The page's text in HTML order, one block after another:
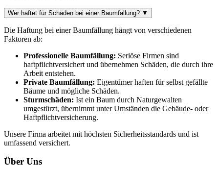
Wer haftet für Schäden bei einer Baumfällung? ▼
Die Haftung bei einer Baumfällung hängt von verschiedenen
Faktoren ab:
Professionelle Baumfällung: Seriöse Firmen sind
haftpflichtversichert und übernehmen Schäden, die durch ihre
Arbeit entstehen.
Private Baumfällung: Eigentümer haften für selbst gefällte
Bäume und mögliche Schäden.
Sturmschäden: Ist ein Baum durch Naturgewalten
umgestürzt, übernimmt unter Umständen die Gebäude- oder
Haftpflichtversicherung.
Unsere Firma arbeitet mit höchsten Sicherheitsstandards und ist
umfassend versichert.
Über Uns